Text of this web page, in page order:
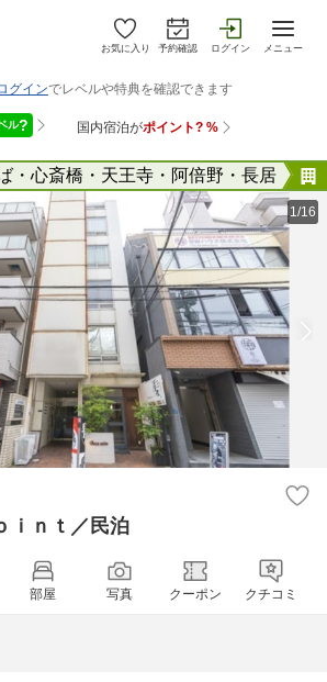
お気に入り 予約確認 ログイン メニュー
・心斎橋・天王寺・阿倍野・長居
1/16
ｉｎｔ／民泊
部屋 写真 クーポン クチコミ